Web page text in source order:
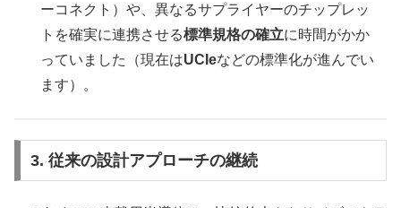
ーコネクト）や、異なるサプライヤーのチップレッ
トを確実に連携させる標準規格の確立に時間がかか
っていました（現在はUCIeなどの標準化が進んでい
ます）。
3. 従来の設計アプローチの継続